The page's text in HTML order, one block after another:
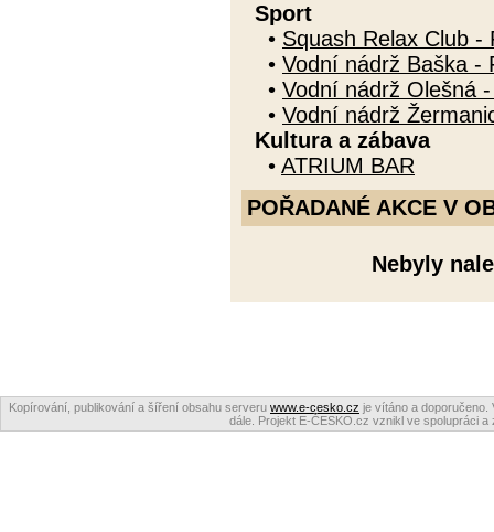
Sport
• Squash Relax Club -
• Vodní nádrž Baška -
• Vodní nádrž Olešná
• Vodní nádrž
Kultura a zábava
• ATRIUM BAR
POŘADANÉ AKCE V
Nebyly
Kopírování, publikování a šíření obsahu serveru www.e-cesko.cz je vítáno a doporučeno.
dále. Projekt E-ČESKO.cz vznikl ve spolupráci